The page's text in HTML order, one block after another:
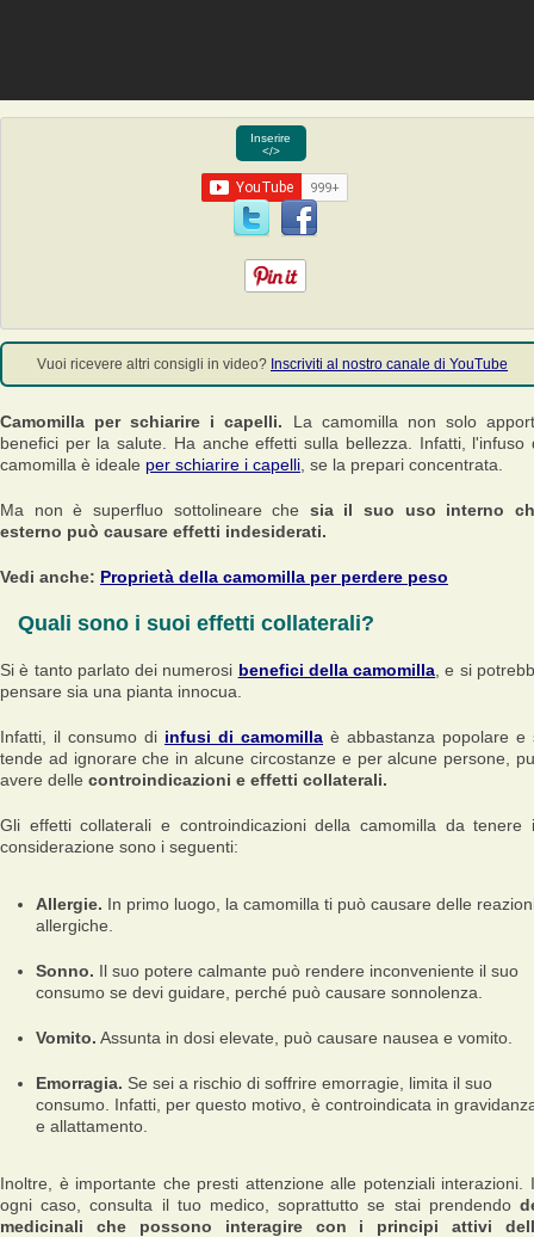
Inserire
</>
Vuoi ricevere altri consigli in video? Inscriviti al nostro canale di YouTube
Camomilla per schiarire i capelli. La camomilla non solo
benefici per la salute. Ha anche effetti sulla bellezza. Infatti, l'infuso
camomilla è ideale per schiarire i capelli, se la prepari concentrata.
Ma non è superfluo sottolineare che sia il suo uso interno
esterno può causare effetti indesiderati.
Vedi anche: Proprietà della camomilla per perdere peso
Quali sono i suoi effetti collaterali?
Si è tanto parlato dei numerosi benefici della camomilla, e si
pensare sia una pianta innocua.
Infatti, il consumo di infusi di camomilla è abbastanza popolare e
tende ad ignorare che in alcune circostanze e per alcune persone,
avere delle controindicazioni e effetti collaterali.
Gli effetti collaterali e controindicazioni della camomilla da tenere
considerazione sono i seguenti:
Allergie. In primo luogo, la camomilla ti può causare delle
allergiche.
Sonno. Il suo potere calmante può rendere inconveniente il suo
consumo se devi guidare, perché può causare sonnolenza.
Vomito. Assunta in dosi elevate, può causare nausea e vomito.
Emorragia. Se sei a rischio di soffrire emorragie, limita il suo
consumo. Infatti, per questo motivo, è controindicata in
e allattamento.
Inoltre, è importante che presti attenzione alle potenziali interazioni.
ogni caso, consulta il tuo medico, soprattutto se stai prendendo
medicinali che possono interagire con i principi attivi